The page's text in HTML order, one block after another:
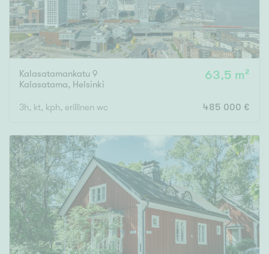
Kalasatamankatu 9
Kalasatama, Helsinki
63,5 m²
3h, kt, kph, erillinen wc 485 000 €